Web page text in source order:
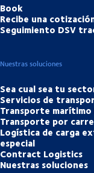
Book
Recibe una
Seguimiento DSV
Nuestras soluciones
Sea cual sea tu
Servicios de
Transporte marítimo
Transporte por
Logística de carga
especial
Contract Logistics
Nuestras soluciones